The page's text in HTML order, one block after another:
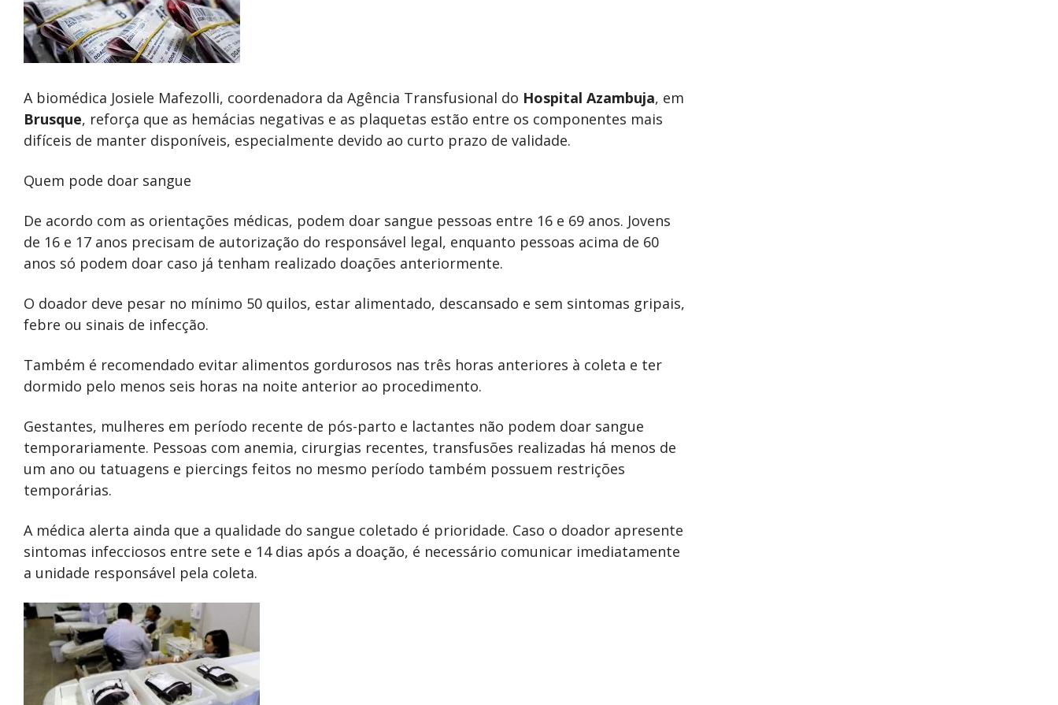
A biomédica Josiele Mafezolli, coordenadora da Agência Transfusional do Hospital Azambuja, em
Brusque, reforça que as hemácias negativas e as plaquetas estão entre os componentes mais
difíceis de manter disponíveis, especialmente devido ao curto prazo de validade.
Quem pode doar sangue
De acordo com as orientações médicas, podem doar sangue pessoas entre 16 e 69 anos. Jovens
de 16 e 17 anos precisam de autorização do responsável legal, enquanto pessoas acima de 60
anos só podem doar caso já tenham realizado doações anteriormente.
O doador deve pesar no mínimo 50 quilos, estar alimentado, descansado e sem sintomas gripais,
febre ou sinais de infecção.
Também é recomendado evitar alimentos gordurosos nas três horas anteriores à coleta e ter
dormido pelo menos seis horas na noite anterior ao procedimento.
Gestantes, mulheres em período recente de pós-parto e lactantes não podem doar sangue
temporariamente. Pessoas com anemia, cirurgias recentes, transfusões realizadas há menos de
um ano ou tatuagens e piercings feitos no mesmo período também possuem restrições
temporárias.
A médica alerta ainda que a qualidade do sangue coletado é prioridade. Caso o doador apresente
sintomas infecciosos entre sete e 14 dias após a doação, é necessário comunicar imediatamente
a unidade responsável pela coleta.